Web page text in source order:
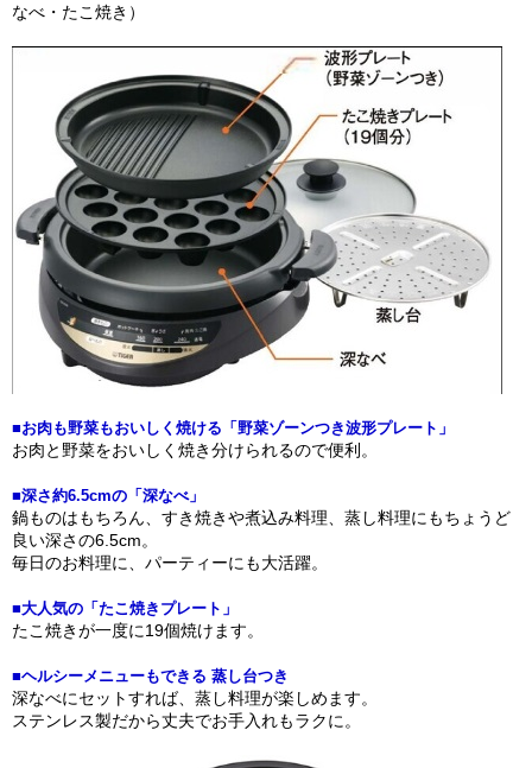
なべ・たこ焼き）
■お肉も野菜もおいしく焼ける「野菜ゾーンつき波形プレート」
お肉と野菜をおいしく焼き分けられるので便利。
■深さ約6.5cmの「深なべ」
鍋ものはもちろん、すき焼きや煮込み料理、蒸し料理にもちょうど
良い深さの6.5cm。
毎日のお料理に、パーティーにも大活躍。
■大人気の「たこ焼きプレート」
たこ焼きが一度に19個焼けます。
■ヘルシーメニューもできる 蒸し台つき
深なべにセットすれば、蒸し料理が楽しめます。
ステンレス製だから丈夫でお手入れもラクに。